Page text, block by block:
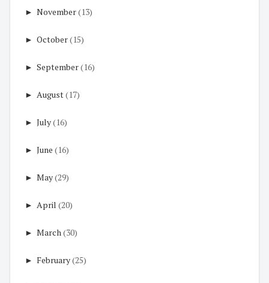
► November(13)
► October(15)
► September(16)
► August(17)
► July(16)
► June (16)
► May(29)
► April (20)
► March(30)
► February(25)